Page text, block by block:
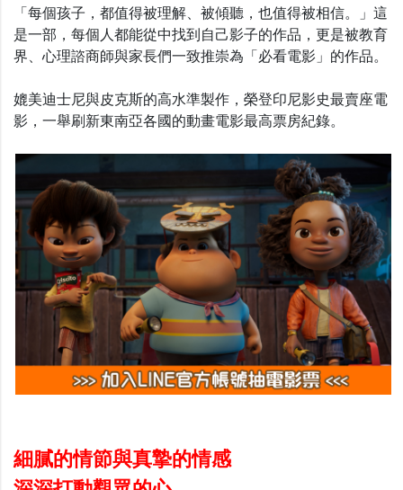
「每個孩子，都值得被理解、被傾聽，也值得被相信。」這
是一部，每個人都能從中找到自己影子的作品，更是被教育
界、心理諮商師與家長們一致推崇為「必看電影」的作品。
媲美迪士尼與皮克斯的高水準製作， 榮登印尼影史最賣座電
影，一舉刷新東南亞各國的動畫電影最高票房紀錄。
細膩的情節與真摯的情感